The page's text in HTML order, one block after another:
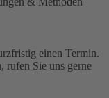
einen Termin.
rufen Sie uns gerne